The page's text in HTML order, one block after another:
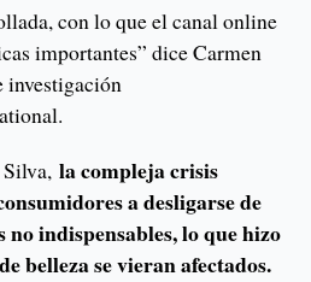
con lo que el canal online
importantes” dice Carmen
investigación
la compleja crisis
a desligarse de
indispensables, lo que hizo
belleza se vieran afectados.